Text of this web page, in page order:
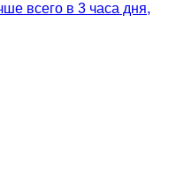
всего в 3 часа дня,